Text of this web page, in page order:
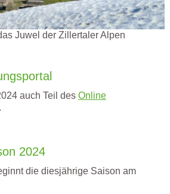
Juwel der Zillertaler Alpen
auch Teil des Online
2024
die diesjährige Saison am